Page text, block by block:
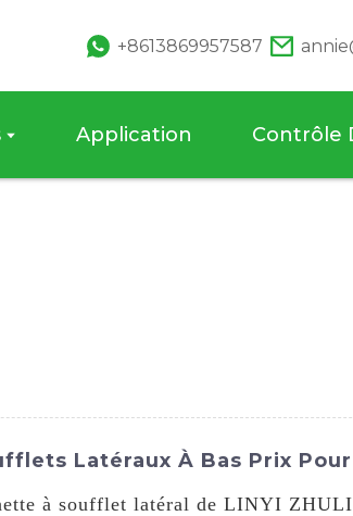
+8613869957587
Application Contrôle
Latéraux À Bas Prix
à soufflet latéral de LINYI